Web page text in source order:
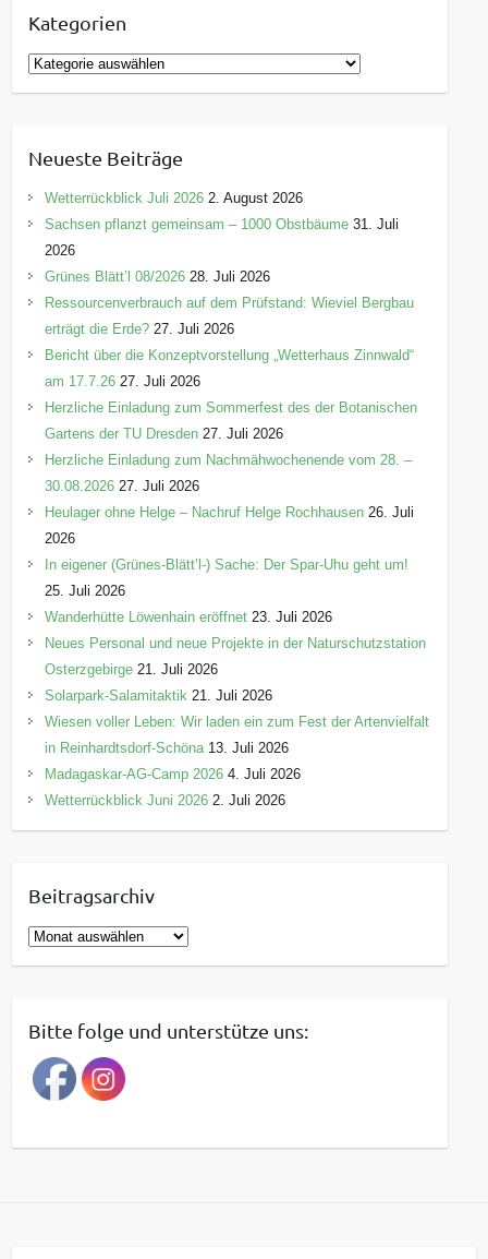
Kategorien
K
a
g
o
r
e
n
Neueste Beiträge
Wetterrückblick Juli 2026 2. August 2026
Sachsen pflanzt gemeinsam – 1000 Obstbäume 31. Juli
2026
Grünes Blätt’l 08/2026 28. Juli 2026
Ressourcenverbrauch auf dem Prüfstand: Wieviel Bergbau
erträgt die Erde? 27. Juli 2026
Bericht über die Konzeptvorstellung „Wetterhaus Zinnwald“
am 17.7.26 27. Juli 2026
Herzliche Einladung zum Sommerfest des der Botanischen
Gartens der TU Dresden 27. Juli 2026
Herzliche Einladung zum Nachmähwochenende vom 28. –
30.08.2026 27. Juli 2026
Heulager ohne Helge – Nachruf Helge Rochhausen 26. Juli
2026
In eigener (Grünes-Blätt’l-) Sache: Der Spar-Uhu geht um!
25. Juli 2026
Wanderhütte Löwenhain eröffnet 23. Juli 2026
Neues Personal und neue Projekte in der Naturschutzstation
Osterzgebirge 21. Juli 2026
Solarpark-Salamitaktik 21. Juli 2026
Wiesen voller Leben: Wir laden ein zum Fest der Artenvielfalt
in Reinhardtsdorf-Schöna 13. Juli 2026
Madagaskar-AG-Camp 2026 4. Juli 2026
Wetterrückblick Juni 2026 2. Juli 2026
Beitragsarchiv
B
e
r
a
g
a
Bitte folge und unterstütze uns: